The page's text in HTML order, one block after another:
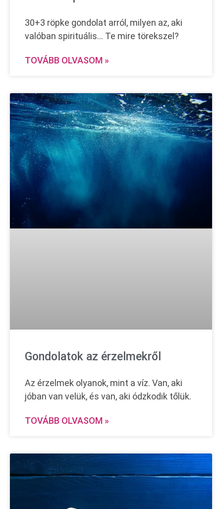
30+3 röpke gondolat arról, milyen az, aki
valóban spirituális… Te mire törekszel?
TOVÁBB OLVASOM »
Gondolatok az érzelmekről
Az érzelmek olyanok, mint a víz. Van, aki
jóban van velük, és van, aki ódzkodik tőlük.
TOVÁBB OLVASOM »